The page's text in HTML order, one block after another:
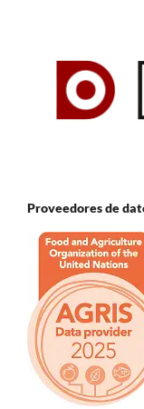
Proveedores de